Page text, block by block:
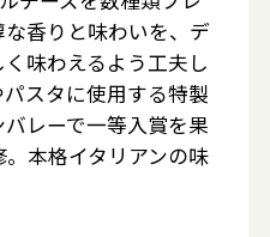
香りと味わいを、デ
味わえるよう工夫し
スタに使用する特製
レーで一等入賞を果
本格イタリアンの味